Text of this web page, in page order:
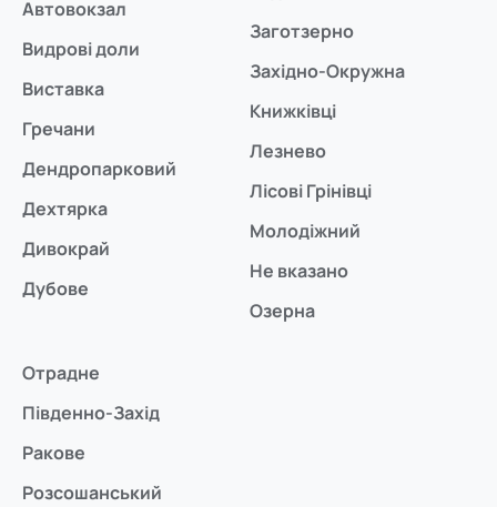
Автовокзал
Видрові доли
Виставка
Гречани
Дендропарковий
Дехтярка
Дивокрай
Дубове
Заготзерно
Західно-Окружна
Книжківці
Лезнево
Лісові Грінівці
Молодіжний
Не вказано
Озерна
Отрадне
Південно-Захід
Ракове
Розсошанський